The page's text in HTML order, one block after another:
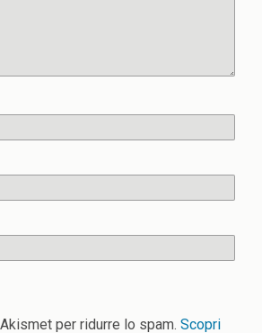
per ridurre lo spam. Scopri